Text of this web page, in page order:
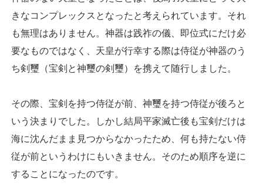
きなコンプレックスとなったと考えられています。それ
も無理はありません。神器は践祚の儀、即位式にだけ必
要なものではなく、天皇が行幸する際は侍従が神器のう
ち剣璽（宝剣と神璽の剣璽）を携えて随行しました。
その際、宝剣を持つ侍従が前、神璽を持つ侍従が後ろと
いう決まりでした。しかし結局平家滅亡後も宝剣だけは
海に沈んだまま見つからなかったため、何も持たない侍
従が前というわけにもいきません。そのため順序を逆に
することになったのです。